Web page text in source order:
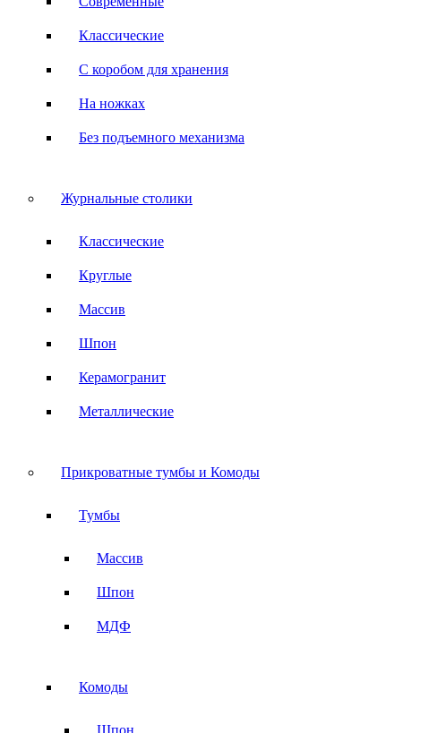
Классические
С коробом для хранения
На ножках
Без подъемного механизма
Журнальные столики
Классические
Круглые
Массив
Шпон
Керамогранит
Металлические
Прикроватные тумбы и Комоды
Тумбы
Массив
Шпон
МДФ
Комоды
Шпон